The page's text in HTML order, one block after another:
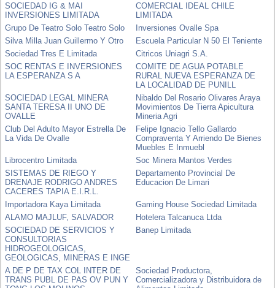
SOCIEDAD IG & MAI
INVERSIONES LIMITADA
COMERCIAL IDEAL CHILE
LIMITADA
Grupo De Teatro Solo Teatro Solo
Inversiones Ovalle Spa
Silva Milla Juan Guillermo Y Otro
Escuela Particular N 50 El Teniente
Sociedad Tres E Limitada
Citricos Uniagri S.A.
SOC RENTAS E INVERSIONES
LA ESPERANZA S A
COMITE DE AGUA POTABLE
RURAL NUEVA ESPERANZA DE
LA LOCALIDAD DE PUNILL
SOCIEDAD LEGAL MINERA
SANTA TERESA II UNO DE
OVALLE
Nibaldo Del Rosario Olivares Araya
Movimientos De Tierra Apicultura
Mineria Agri
Club Del Adulto Mayor Estrella De
La Vida De Ovalle
Felipe Ignacio Tello Gallardo
Compraventa Y Arriendo De Bienes
Muebles E Inmuebl
Librocentro Limitada
Soc Minera Mantos Verdes
SISTEMAS DE RIEGO Y
DRENAJE RODRIGO ANDRES
CACERES TAPIA E.I.R.L.
Departamento Provincial De
Educacion De Limari
Importadora Kaya Limitada
Gaming House Sociedad Limitada
ALAMO MAJLUF, SALVADOR
Hotelera Talcanuca Ltda
SOCIEDAD DE SERVICIOS Y
CONSULTORIAS
HIDROGEOLOGICAS,
GEOLOGICAS, MINERAS E INGE
Banep Limitada
A DE P DE TAX COL INTER DE
TRANS PUBL DE PAS OV PUN Y
Sociedad Productora,
Comercializadora y Distribuidora de